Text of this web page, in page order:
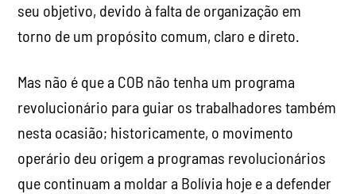
seu objetivo, devido à falta de organização em
torno de um propósito comum, claro e direto.
Mas não é que a COB não tenha um programa
revolucionário para guiar os trabalhadores também
nesta ocasião; historicamente, o movimento
operário deu origem a programas revolucionários
que continuam a moldar a Bolívia hoje e a defender